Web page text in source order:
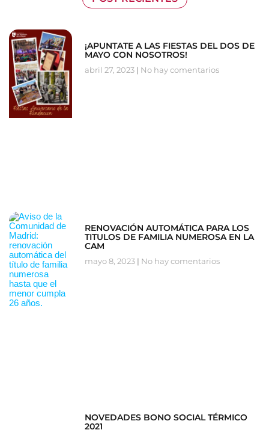
¡APUNTATE A LAS FIESTAS DEL DOS DE
MAYO CON NOSOTROS!
abril 27, 2023 No hay comentarios
RENOVACIÓN AUTOMÁTICA PARA LOS
TITULOS DE FAMILIA NUMEROSA EN LA
CAM
mayo 8, 2023 No hay comentarios
NOVEDADES BONO SOCIAL TÉRMICO
2021